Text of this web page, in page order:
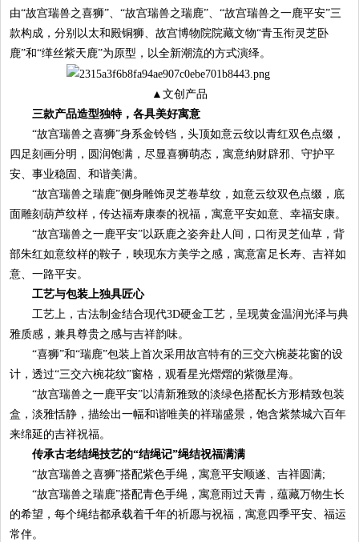
由“故宫瑞兽之喜狮”、“故宫瑞兽之瑞鹿”、“故宫瑞兽之一鹿平安”三
款构成，分别以太和殿铜狮、故宫博物院院藏文物“青玉衔灵芝卧
鹿”和“缂丝紫天鹿”为原型，以全新潮流的方式演绎。
▲文创产品
三款产品造型独特，各具美好寓意
“故宫瑞兽之喜狮”身系金铃铛，头顶如意云纹以青红双色点缀，
四足刻画分明，圆润饱满，尽显喜狮萌态，寓意纳财辟邪、守护平
安、事业稳固、和谐美满。
“故宫瑞兽之瑞鹿”侧身雕饰灵芝卷草纹，如意云纹双色点缀，底
面雕刻葫芦纹样，传达福寿康泰的祝福，寓意平安如意、幸福安康。
“故宫瑞兽之一鹿平安”以跃鹿之姿奔赴人间，口衔灵芝仙草，背
部朱红如意纹样的鞍子，映现东方美学之感，寓意富足长寿、吉祥如
意、一路平安。
工艺与包装上独具匠心
工艺上，古法制金结合现代3D硬金工艺，呈现黄金温润光泽与典
雅质感，兼具尊贵之感与吉祥韵味。
“喜狮”和“瑞鹿”包装上首次采用故宫特有的三交六椀菱花窗的设
计，透过“三交六椀花纹”窗格，观看星光熠熠的紫微星海。
“故宫瑞兽之一鹿平安”以清新雅致的淡绿色搭配长方形精致包装
盒，淡雅恬静，描绘出一幅和谐唯美的祥瑞盛景，饱含紫禁城六百年
来绵延的吉祥祝福。
传承古老结绳技艺的“结绳记”绳结祝福满满
“故宫瑞兽之喜狮”搭配紫色手绳，寓意平安顺遂、吉祥圆满;
“故宫瑞兽之瑞鹿”搭配青色手绳，寓意雨过天青，蕴藏万物生长
的希望，每个绳结都承载着千年的祈愿与祝福，寓意四季平安、福运
常伴。